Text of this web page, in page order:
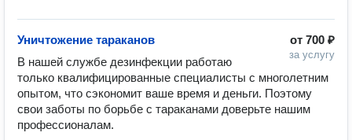
от 700 ₽
за услугу
Уничтожение тараканов
В нашей службе дезинфекции работаю
только квалифицированные специалисты с многолетним
опытом, что сэкономит ваше время и деньги. Поэтому
свои заботы по борьбе с тараканами доверьте нашим
профессионалам.